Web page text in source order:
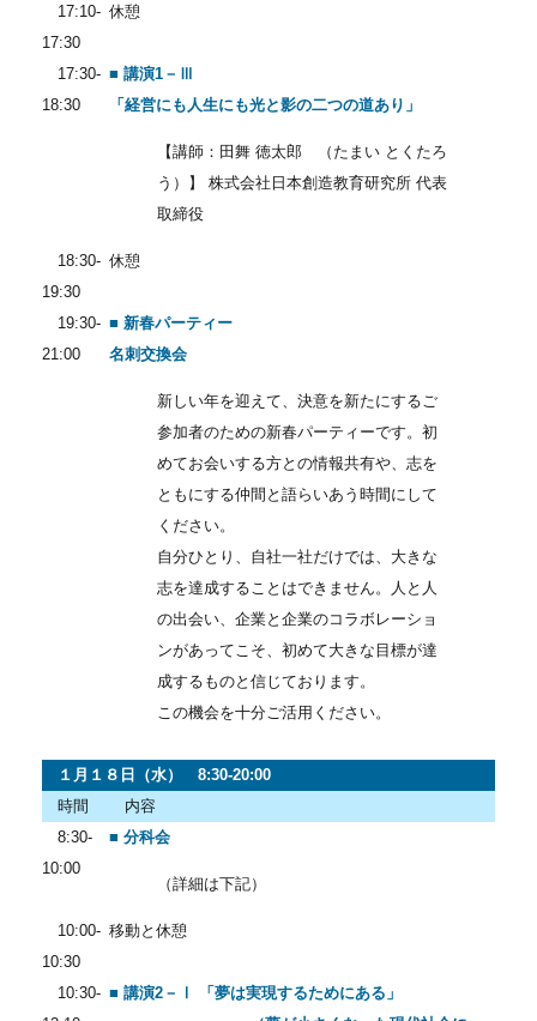
17:10-
17:30
休憩
17:30-
18:30
■ 講演1－Ⅲ
「経営にも人生にも光と影の二つの道あり」
【講師：田舞 徳太郎 （たまい とくたろ
う）】 株式会社日本創造教育研究所 代表
取締役
18:30-
19:30
休憩
19:30-
21:00
■ 新春パーティー
名刺交換会
新しい年を迎えて、決意を新たにするご
参加者のための新春パーティーです。初
めてお会いする方との情報共有や、志を
ともにする仲間と語らいあう時間にして
ください。
自分ひとり、自社一社だけでは、大きな
志を達成することはできません。人と人
の出会い、企業と企業のコラボレーショ
ンがあってこそ、初めて大きな目標が達
成するものと信じております。
この機会を十分ご活用ください。
１月１８日（水） 8:30-20:00
時間
内容
8:30-
10:00
■ 分科会
（詳細は下記）
10:00-
10:30
移動と休憩
10:30- ■ 講演2－Ⅰ 「夢は実現するためにある」